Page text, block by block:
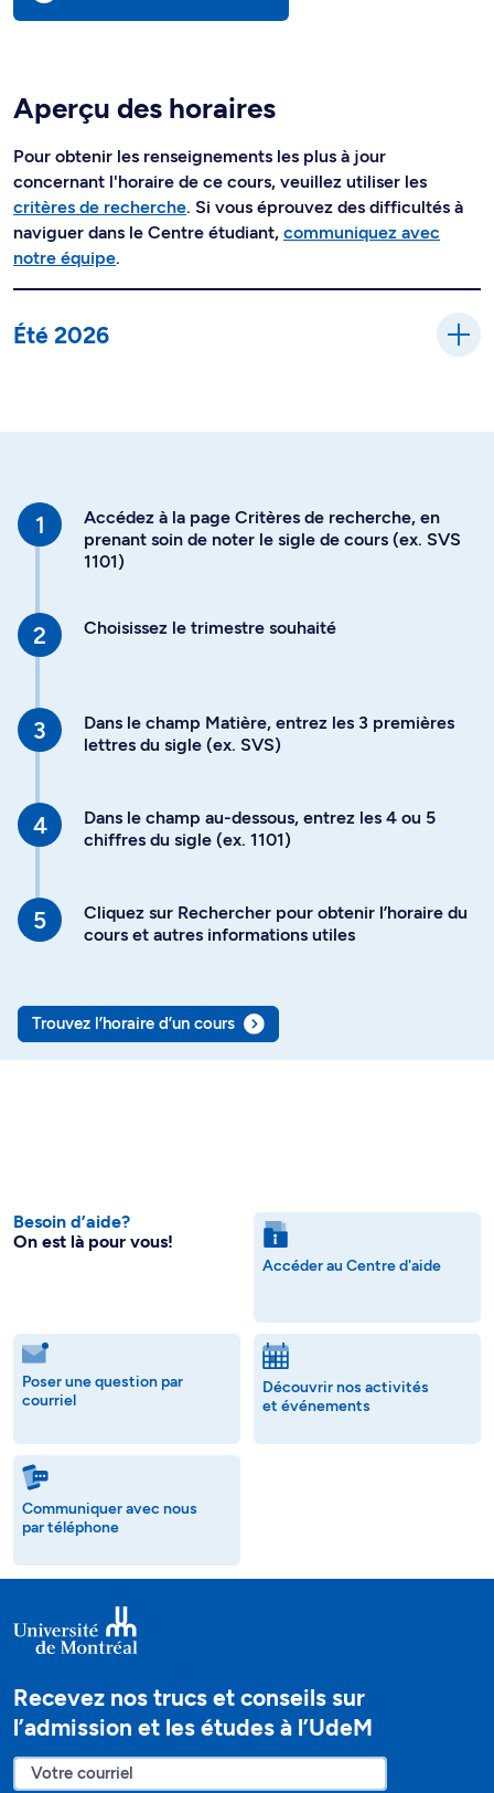
Aperçu des horaires
Pour obtenir les renseignements les plus à jour
concernant l'horaire de ce cours, veuillez utiliser les
critères de recherche. Si vous éprouvez des difficultés à
naviguer dans le Centre étudiant, communiquez avec
notre équipe.
Été 2026
Accédez à la page Critères de recherche, en
prenant soin de noter le sigle de cours (ex. SVS
1101)
Choisissez le trimestre souhaité
Dans le champ Matière, entrez les 3 premières
lettres du sigle (ex. SVS)
Dans le champ au-dessous, entrez les 4 ou 5
chiffres du sigle (ex. 1101)
Cliquez sur Rechercher pour obtenir l’horaire du
cours et autres informations utiles
Trouvez l’horaire d’un cours
Besoin d’aide?
On est là pour vous!
Accéder au Centre d'aide
Poser une question par
courriel
Découvrir nos activités
et événements
Communiquer avec nous
par téléphone
Recevez nos trucs et conseils sur
l’admission et les études à l’UdeM